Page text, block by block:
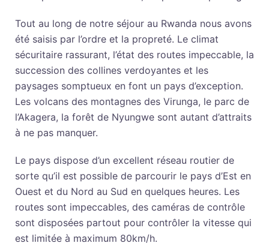
Tout au long de notre séjour au Rwanda nous avons
été saisis par l’ordre et la propreté. Le climat
sécuritaire rassurant, l’état des routes impeccable, la
succession des collines verdoyantes et les
paysages somptueux en font un pays d’exception.
Les volcans des montagnes des Virunga, le parc de
l’Akagera, la forêt de Nyungwe sont autant d’attraits
à ne pas manquer.
Le pays dispose d’un excellent réseau routier de
sorte qu’il est possible de parcourir le pays d’Est en
Ouest et du Nord au Sud en quelques heures. Les
routes sont impeccables, des caméras de contrôle
sont disposées partout pour contrôler la vitesse qui
est limitée à maximum 80km/h.